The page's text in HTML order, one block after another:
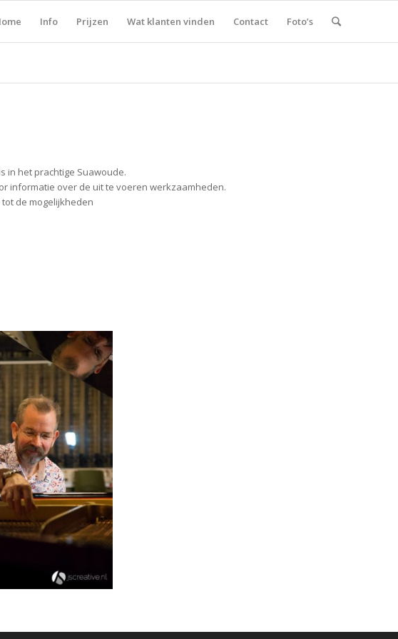
Info Prijzen Wat klanten vinden Contact Foto’s
in het prachtige Suawoude.
informatie over de uit te voeren werkzaamheden.
de mogelijkheden